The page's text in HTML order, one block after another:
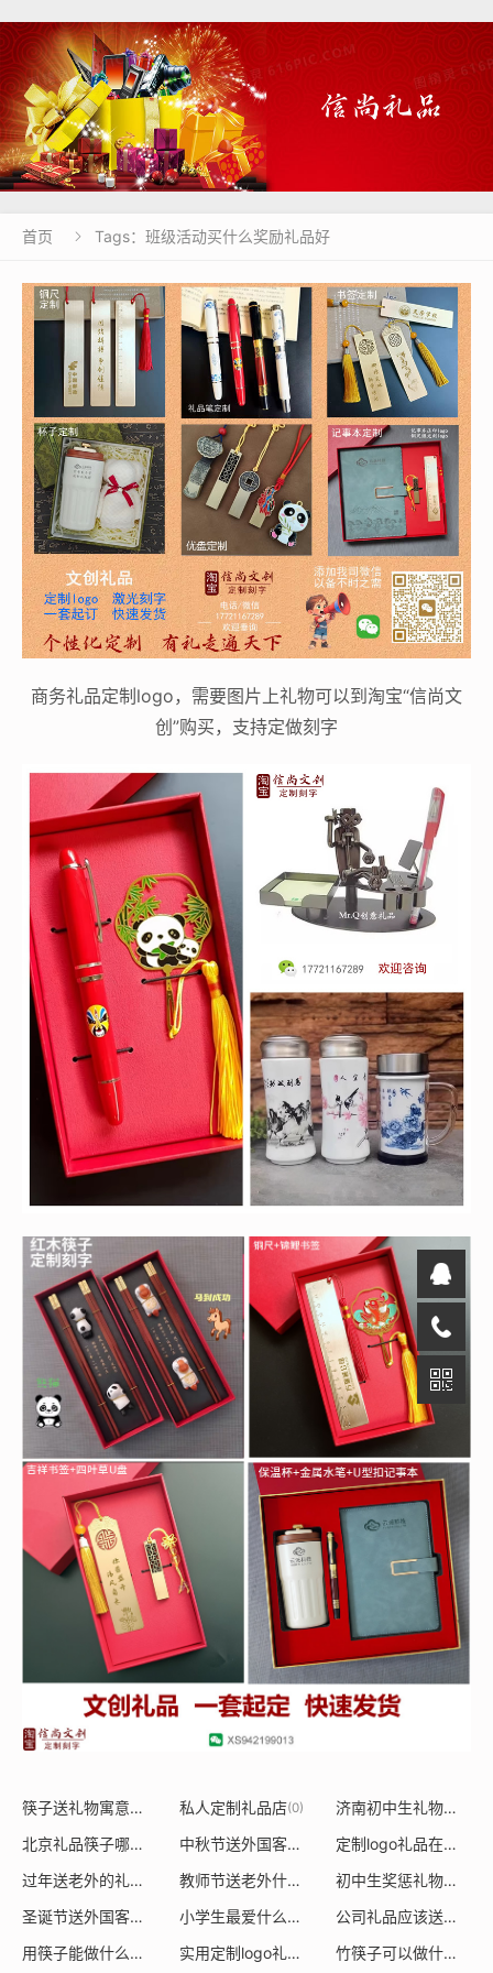
首页  Tags：班级活动买什么奖励礼品好
商务礼品定制logo，需要图片上礼物可以到淘宝“信尚文
创”购买，支持定做刻字
筷子送礼物寓意好吗 私人定制礼品店(0) 济南初中生礼物送什么
北京礼品筷子哪里买的 (0) 中秋节送外国客户礼物好吗 (0)
定制logo礼品在哪里定制
过年送老外的礼品有哪些
(0) 教师节送老外什么礼品 (0) 初中生奖惩礼物送什么
圣诞节送外国客户礼物推荐理由 (0) 小学生最爱什么奖品作文 (0) 公司礼品应该送什么好
用筷子能做什么新年礼物 (0) 实用定制logo礼物 竹筷子可以做什么礼物呢